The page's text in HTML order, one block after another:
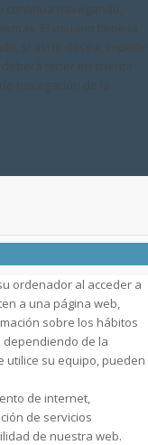
navegando,
El usuario tiene la
si así lo desea, impedir
tener en cuenta
navegación de la
ordenador al acceder a
a una página web,
sobre los hábitos
dependiendo de la
utilice su equipo, pueden
de internet,
de servicios
de nuestra web.